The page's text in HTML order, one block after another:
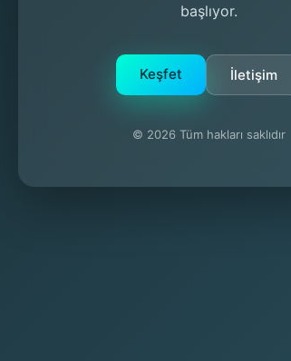
başlıyor.
Keşfet İletişim
© 2026 Tüm hakları saklıdır